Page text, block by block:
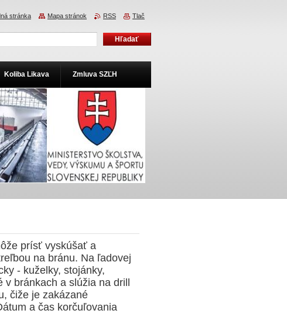
prísť vyskúšať a
na bránu. Na ľadovej
- kuželky, stojánky,
bránkach a slúžia na drill
čiže je zakázané
a čas korčuľovania
Koliba Likava Zmluva SZĽH
stránka Mapa stránok RSS Tlač